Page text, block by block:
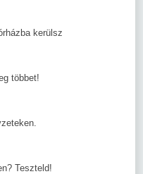
kerülsz
többet!
Teszteld!